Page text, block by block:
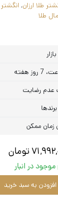
طلا ارزان,انگشتر
طلا
رضایت
ممکن
تومان
در انبار
به سبد خرید